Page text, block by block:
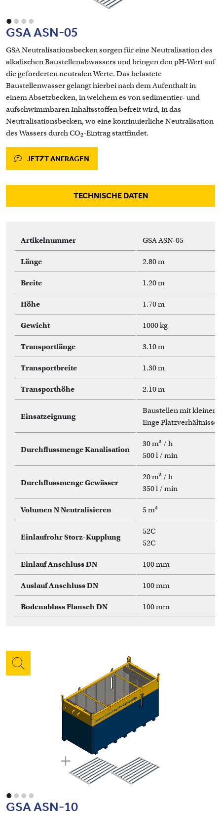
••••
GSA ASN-05
GSA Neutralisationsbecken sorgen für eine Neutralisation des
alkalischen Baustellenabwassers und bringen den pH-Wert auf
die geforderten neutralen Werte. Das belastete
Baustellenwasser gelangt hierbei nach dem Aufenthalt in
einem Absetzbecken, in welchem es von sedimentier- und
aufschwimmbaren Inhaltsstoffen befreit wird, in das
Neutralisationsbecken, wo eine kontinuierliche Neutralisation
des Wassers durch CO2-Eintrag stattfindet.
JETZT ANFRAGEN
TECHNISCHE DATEN
Artikelnummer GSA ASN-05
Länge 2.80 m
Breite 1.20 m
Höhe 1.70 m
Gewicht 1000 kg
Transportlänge 3.10 m
Transportbreite 1.30 m
Transporthöhe 2.10 m
Einsatzeignung
Baustellen mit
Enge Platzverhältnisse
Durchflussmenge Kanalisation
30 m³ / h
500 l / min
Durchflussmenge Gewässer
20 m³ / h
350 l / min
Volumen N Neutralisieren 5 m³
Einlaufrohr Storz-Kupplung
52C
52C
Einlauf Anschluss DN 100 mm
Auslauf Anschluss DN 100 mm
Bodenablass Flansch DN 100 mm
••••
GSA ASN-10